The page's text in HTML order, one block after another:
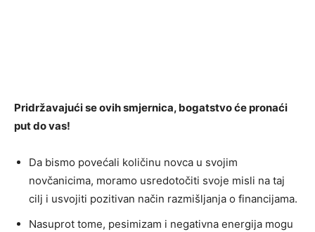
Pridržavajući se ovih smjernica, bogatstvo će pronaći
put do vas!
Da bismo povećali količinu novca u svojim
novčanicima, moramo usredotočiti svoje misli na taj
cilj i usvojiti pozitivan način razmišljanja o financijama.
Nasuprot tome, pesimizam i negativna energija mogu